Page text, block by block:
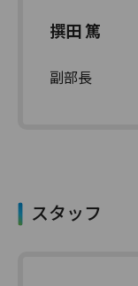
撰田 篤
副部長
スタッフ